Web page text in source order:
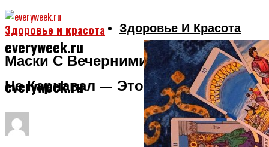
everyweek.ru
everyweek.ru
Здоровье И Красота
Здоровье и красота
Маски С Вечерними Платьями? Нет,
Не Карнавал — Это Мода Covid-19.